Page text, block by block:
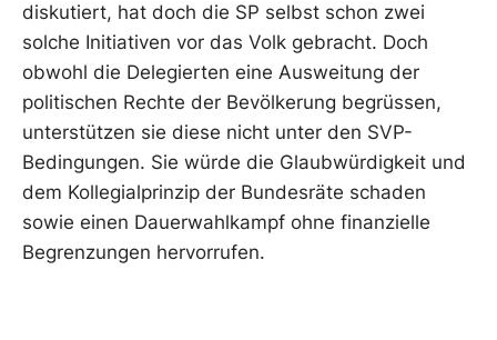
diskutiert, hat doch die SP selbst schon zwei
solche Initiativen vor das Volk gebracht. Doch
obwohl die Delegierten eine Ausweitung der
politischen Rechte der Bevölkerung begrüssen,
unterstützen sie diese nicht unter den SVP-
Bedingungen. Sie würde die Glaubwürdigkeit und
dem Kollegialprinzip der Bundesräte schaden
sowie einen Dauerwahlkampf ohne finanzielle
Begrenzungen hervorrufen.